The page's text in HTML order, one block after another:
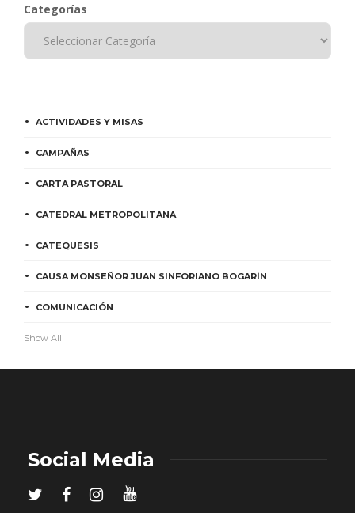
Categorías
ACTIVIDADES Y MISAS
CAMPAÑAS
CARTA PASTORAL
CATEDRAL METROPOLITANA
CATEQUESIS
CAUSA MONSEÑOR JUAN SINFORIANO BOGARÍN
COMUNICACIÓN
Show All
Social Media